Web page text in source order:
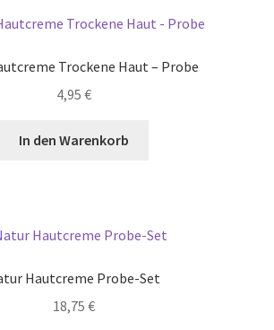
Trockene Haut – Probe
4,95 €
In den Warenkorb
Hautcreme Probe-Set
18,75 €